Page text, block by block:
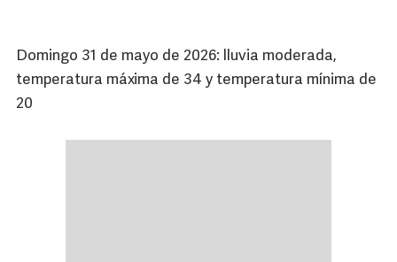
Domingo 31 de mayo de 2026: lluvia moderada,
temperatura máxima de 34 y temperatura mínima de
20